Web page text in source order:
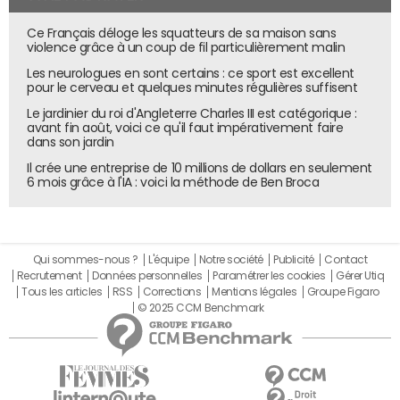
Dévoilé il y a moins d'un an par Anthropic, le model
context protocol reste peu adopté par l'industrie. S'il
existe bien quelques serveurs MCP officiels (Azure, AWS,
Cloudflare, Elevenlabs, Stripe…), la majorité des
développements proviennent de la communauté. Rares
sont les gros éditeurs à déployer du temps et de l'argent,
pour le moment. Côté client MCP, Claude Desktop reste
encore l'une des principales portes d'entrée. OpenAI
client local pour appuyer son InferenceClient en local.
Des implémentations de clients qui restent encore trop
peu nombreuses et écartent de nombreux développeurs
de solutions tierces.
Côté modèle également, les choix sont peu nombreux.
Pour une utilisation efficace, le MCP nécessite des LLM
robustes, dotés du fonction calling. En d'autres mots, le
Ce Français déloge les squatteurs de sa maison sans
violence grâce à un coup de fil particulièrement malin
Les neurologues en sont certains : ce sport est excellent
pour le cerveau et quelques minutes régulières suffisent
Le jardinier du roi d'Angleterre Charles III est catégorique :
avant fin août, voici ce qu'il faut impérativement faire
dans son jardin
Il crée une entreprise de 10 millions de dollars en seulement
6 mois grâce à l'IA : voici la méthode de Ben Broca
Qui sommes-nous ? L'équipe Notre société Publicité
Contact
Recrutement
Données personnelles Paramétrer les cookies
Gérer Utiq
Tous les articles
RSS Corrections Mentions légales
Groupe Figaro
© 2025 CCM Benchmark